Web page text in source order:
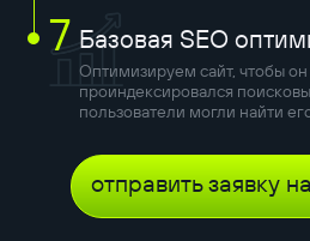
7 Базовая SEO
Оптимизируем сайт, чтобы
проиндексировался
пользователи могли найти
отправить заявку